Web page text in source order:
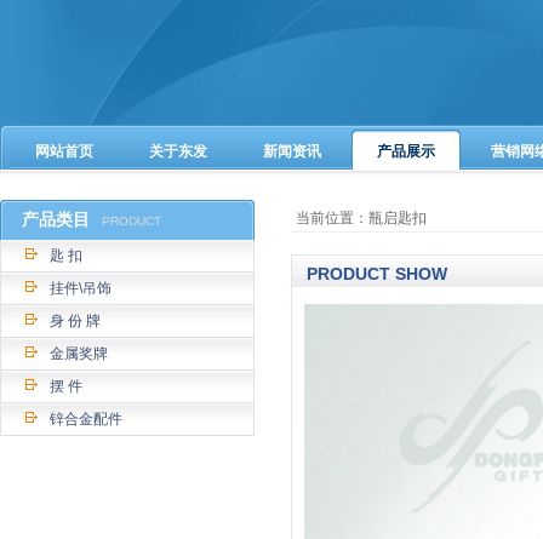
网站首页 关于东发 新闻资讯 产品展示 营销网
产品类目 PRODUCT
匙 扣
挂件\吊饰
身 份 牌
金属奖牌
摆 件
锌合金配件
当前位置：瓶启匙扣
PRODUCT SHOW